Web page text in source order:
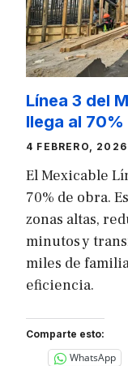
Línea 3 del
llega al
4 FEBRERO, 2026
El Mexicable
70% de obra.
zonas altas,
minutos y
miles de
eficiencia.
Comparte esto:
WhatsApp